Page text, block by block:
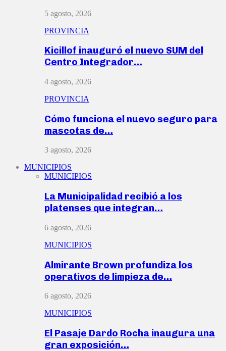
5 agosto, 2026
PROVINCIA
Kicillof inauguró el nuevo SUM del
Centro Integrador…
4 agosto, 2026
PROVINCIA
Cómo funciona el nuevo seguro para
mascotas de…
3 agosto, 2026
MUNICIPIOS
MUNICIPIOS
La Municipalidad recibió a los
platenses que integran…
6 agosto, 2026
MUNICIPIOS
Almirante Brown profundiza los
operativos de limpieza de…
6 agosto, 2026
MUNICIPIOS
El Pasaje Dardo Rocha inaugura una
gran exposición…